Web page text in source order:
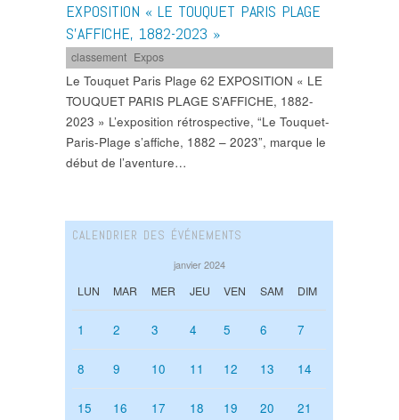
EXPOSITION « LE TOUQUET PARIS PLAGE
S’AFFICHE, 1882-2023 »
classement Expos
Le Touquet Paris Plage 62 EXPOSITION « LE
TOUQUET PARIS PLAGE S’AFFICHE, 1882-
2023 » L’exposition rétrospective, “Le Touquet-
Paris-Plage s’affiche, 1882 – 2023”, marque le
début de l’aventure…
CALENDRIER DES ÉVÉNEMENTS
janvier 2024
LUN MAR MER JEU VEN SAM DIM
1 2 3 4 5 6 7
8 9 10 11 12 13 14
15 16 17 18 19 20 21